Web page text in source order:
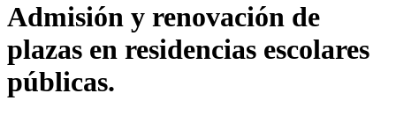
Admisión y renovación de
plazas en residencias escolares
públicas.